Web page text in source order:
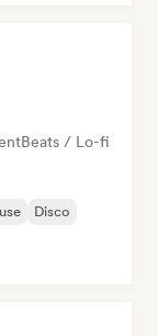
Beats / Lo-fi
Disco